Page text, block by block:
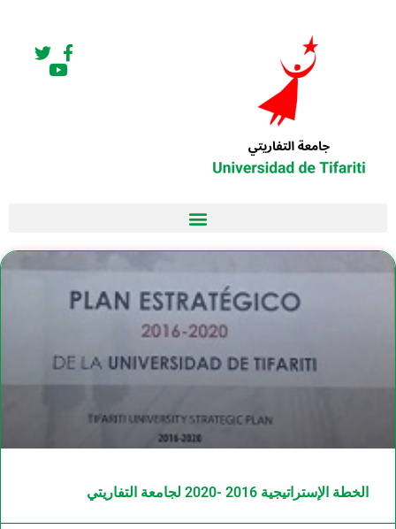
الخطة الإستراتيجية 2016 -2020 لجامعة التفاريتي